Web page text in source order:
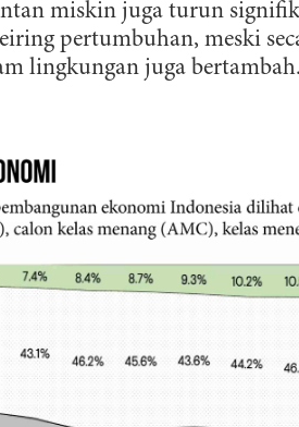
miskin juga turun
pertumbuhan, meski
lingkungan juga